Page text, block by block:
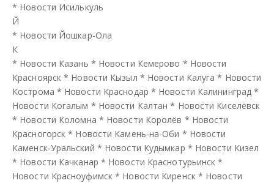
* Новости Исилькуль
Й
* Новости Йошкар-Ола
К
* Новости Казань * Новости Кемерово * Новости
Красноярск * Новости Кызыл * Новости Калуга * Новости
Кострома * Новости Краснодар * Новости Калининград *
Новости Когалым * Новости Калтан * Новости Киселёвск
* Новости Коломна * Новости Королёв * Новости
Красногорск * Новости Камень-на-Оби * Новости
Каменск-Уральский * Новости Кудымкар * Новости Кизел
* Новости Качканар * Новости Краснотурьинск *
Новости Красноуфимск * Новости Киренск* Новости